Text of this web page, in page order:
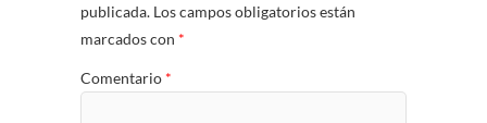
publicada. Los campos obligatorios están
marcados con *
Comentario *